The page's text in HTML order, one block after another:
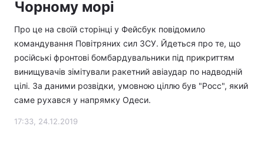
Чорному морі
Про це на своїй сторінці у Фейсбук повідомило
командування Повітряних сил ЗСУ. Йдеться про те, що
російські фронтові бомбардувальники під прикриттям
винищувачів зімітували ракетний авіаудар по надводній
цілі. За даними розвідки, умовною ціллю був "Росс", який
саме рухався у напрямку Одеси.
17:33, 24.12.2019